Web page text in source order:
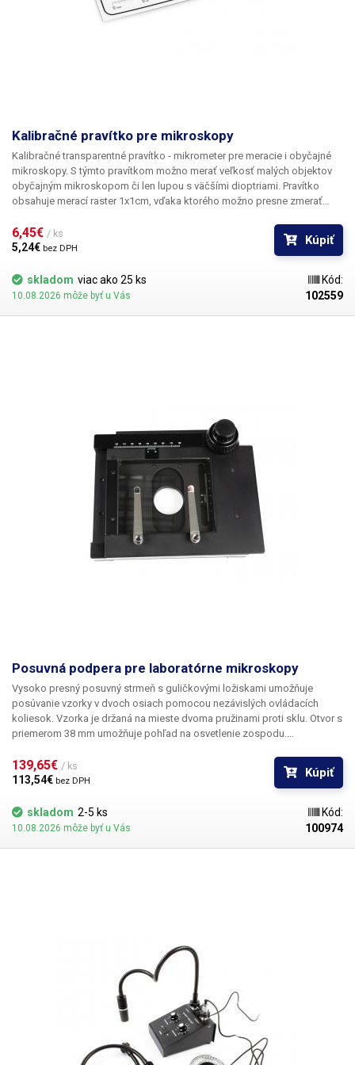
Ukladanie údajov:
Foto/video + merania do
formátu .xls
Vstupy USB:
uSB: 2x USB (myš +
klávesnica alebo USB Flash
VIDEO výstup:
Pozorovacia vzdialenosť: približne 80 mm
260 mm
Rozmery základne: 380x260mm
Prevažne kov + sklo (optika)
Celková hmotnosť: 8 kg
Hmotnosť balenia [kg]: 10 kg
Kalibračné pravítko pre mikroskopy
Kalibračné transparentné pravítko - mikrometer pre meracie i obyčajné
mikroskopy. S týmto pravítkom možno merať veľkosť malých objektov
obyčajným mikroskopom či len lupou s väčšími dioptriami. Pravítko
obsahuje merací raster 1x1cm, vďaka ktorého možno presne zmerať
meranie koordinátu (os X a os Y) a meranie priemeru častíc alebo hrúbky
čiar. Vhodné tiež pre skalibrovanie počítačových USB meracích
Rozmery: 74x44mm
6,45€ / ks
5,24€ bez DPH
Kúpiť
skladom viac ako 25 ks
10.08.2026 môže byť u Vás
Kód:
102559
Posuvná podpera pre laboratórne mikroskopy
Vysoko presný posuvný strmeň s guličkovými ložiskami umožňuje
posúvanie vzorky v dvoch osiach pomocou nezávislých ovládacích
koliesok. Vzorka je držaná na mieste dvoma pružinami proti sklu. Otvor s
priemerom 38 mm umožňuje pohľad na osvetlenie zospodu.
polôh. Rozsahy posunu sú 75 mm v jednej osi a 55 mm v druhej osi.
139,65€ / ks
113,54€ bez DPH
Kúpiť
skladom 2-5 ks
10.08.2026 môže byť u Vás
Kód:
100974